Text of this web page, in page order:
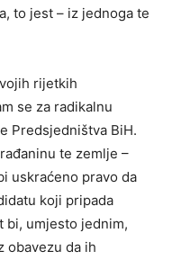
to jest – iz jednoga te
rijetkih
se za radikalnu
Predsjedništva BiH.
te zemlje –
uskraćeno pravo da
koji pripada
bi, umjesto jednim,
obavezu da ih